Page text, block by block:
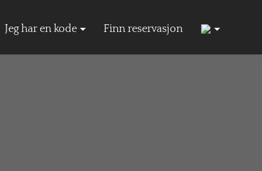
Jeg har en kode Finn reservasjon